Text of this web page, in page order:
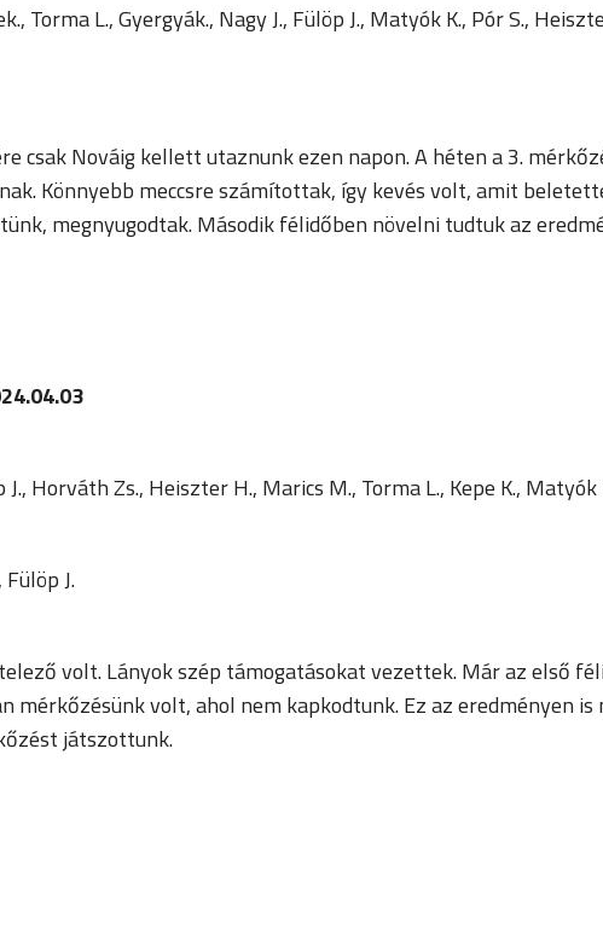
Torma L., Gyergyák., Nagy J., Fülöp J., Matyók K., Pór S.,
csak Nováig kellett utaznunk ezen napon. A héten a 3.
Könnyebb meccsre számítottak, így kevés volt, amit
megnyugodtak. Második félidőben növelni tudtuk az
Horváth Zs., Heiszter H., Marics M., Torma L., Kepe K., Matyók
J.
volt. Lányok szép támogatásokat vezettek. Már az első
volt, ahol nem kapkodtunk. Ez az eredményen
játszottunk.